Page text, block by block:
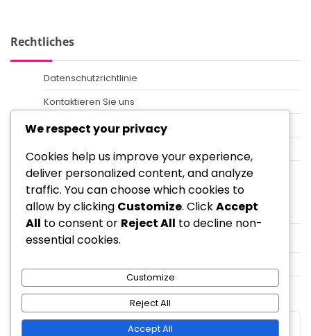
Rechtliches
Datenschutzrichtlinie
Kontaktieren Sie uns
Über
Cookies und Tracking
Allgemeine Geschäftsbedingungen
Kategorien
Event-Meilensteinpreise in King of Kings
Recharge-Bonus-Events in King of Kings
parkfair.at
We respect your privacy
Cookies help us improve your experience,
deliver personalized content, and analyze
traffic. You can choose which cookies to
allow by clicking Customize. ClickAccept
All to consent or Reject All to decline non-
essential cookies.
Customize
Reject All
Accept All